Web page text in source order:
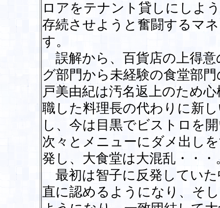
ロアをテナント貸しにしよ
存続させようと奮闘するマ
す。
誤解から、百貨店の上得意
グ部門から未経験の食堂部
戸美由紀は汚名返上のため
職した料理長の代わりに新
し、今は目黒でビストロを
次々とメニューにダメ出し
発し、大食堂は大混乱・・・
最初は智子に反発していた
直に認めるようになり、そ